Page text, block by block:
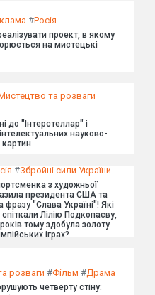
#Росія
проект, в якому
на мистецькі
та розваги
до "Інтерстеллар" і
науково-
#Збройні сили України
з художньої
президента США та
фразу "Слава Україні"! Які
Лілію Подкопаєву,
тому здобула золоту
іграх?
розваги #Фільм #Драма
четверту стіну: